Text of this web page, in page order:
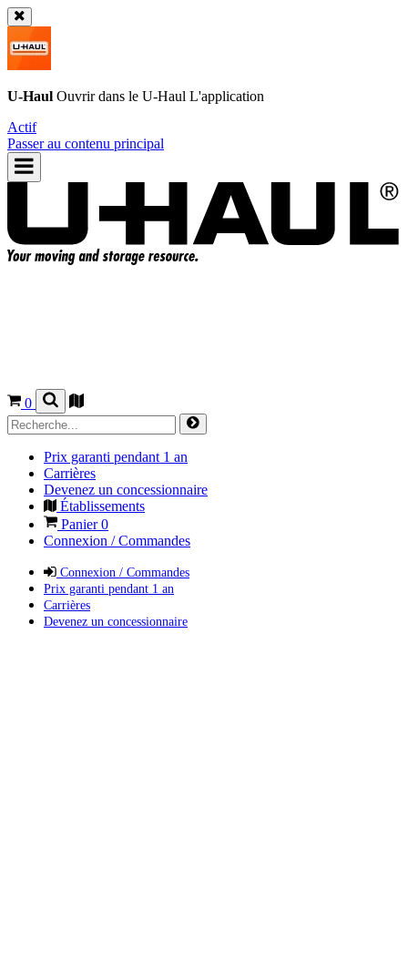
U-Haul Ouvrir dans le U-Haul L'application
Actif
Passer au contenu principal
0
Prix garanti pendant 1 an
Carrières
Devenez un concessionnaire
Établissements
Panier0
Connexion / Commandes
Connexion / Commandes
Prix garanti pendant 1 an
Carrières
Devenez un concessionnaire